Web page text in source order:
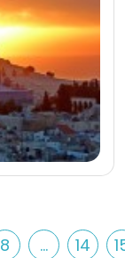
8 ... 14